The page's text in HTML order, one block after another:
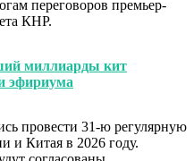
переговоров премьер-
КНР.
миллиарды кит
эфириума
провести 31-ю регулярную
и Китая в 2026 году.